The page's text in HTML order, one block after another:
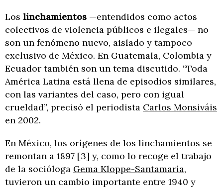
Los linchamientos —entendidos como actos
colectivos de violencia públicos e ilegales— no
son un fenómeno nuevo, aislado y tampoco
exclusivo de México. En Guatemala, Colombia y
Ecuador también son un tema discutido. “Toda
América Latina está llena de episodios similares,
con las variantes del caso, pero con igual
crueldad”, precisó el periodista Carlos Monsiváis
en 2002.
En México, los orígenes de los linchamientos se
remontan a 1897 [3] y, como lo recoge el trabajo
de la socióloga Gema Kloppe-Santamaría,
tuvieron un cambio importante entre 1940 y